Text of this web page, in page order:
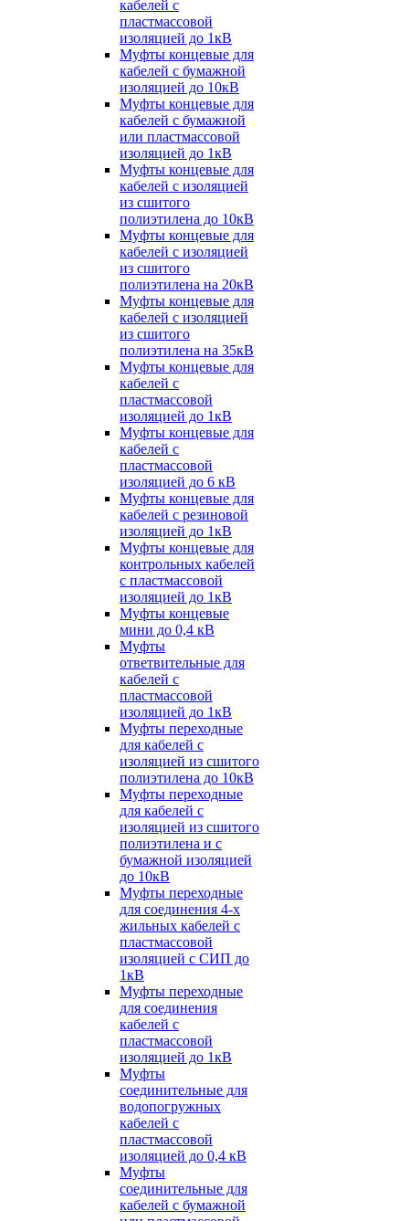
кабелей с
пластмассовой
изоляцией до 1кВ
Муфты концевые для
кабелей с бумажной
изоляцией до 10кВ
Муфты концевые для
кабелей с бумажной
или пластмассовой
изоляцией до 1кВ
Муфты концевые для
кабелей с изоляцией
из сшитого
полиэтилена до 10кВ
Муфты концевые для
кабелей с изоляцией
из сшитого
полиэтилена на 20кВ
Муфты концевые для
кабелей с изоляцией
из сшитого
полиэтилена на 35кВ
Муфты концевые для
кабелей с
пластмассовой
изоляцией до 1кВ
Муфты концевые для
кабелей с
пластмассовой
изоляцией до 6 кВ
Муфты концевые для
кабелей с резиновой
изоляцией до 1кВ
Муфты концевые для
контрольных кабелей
с пластмассовой
изоляцией до 1кВ
Муфты концевые
мини до 0,4 кВ
Муфты
ответвительные для
кабелей с
пластмассовой
изоляцией до 1кВ
Муфты переходные
для кабелей с
изоляцией из сшитого
полиэтилена до 10кВ
Муфты переходные
для кабелей с
изоляцией из сшитого
полиэтилена и с
бумажной изоляцией
до 10кВ
Муфты переходные
для соединения 4-х
жильных кабелей с
пластмассовой
изоляцией с СИП до
1кВ
Муфты переходные
для соединения
кабелей с
пластмассовой
изоляцией до 1кВ
Муфты
соединительные для
водопогружных
кабелей с
пластмассовой
изоляцией до 0,4 кВ
Муфты
соединительные для
кабелей с бумажной